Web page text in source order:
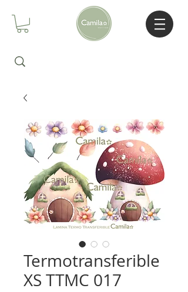
Termotransferible
XS TTMC 017